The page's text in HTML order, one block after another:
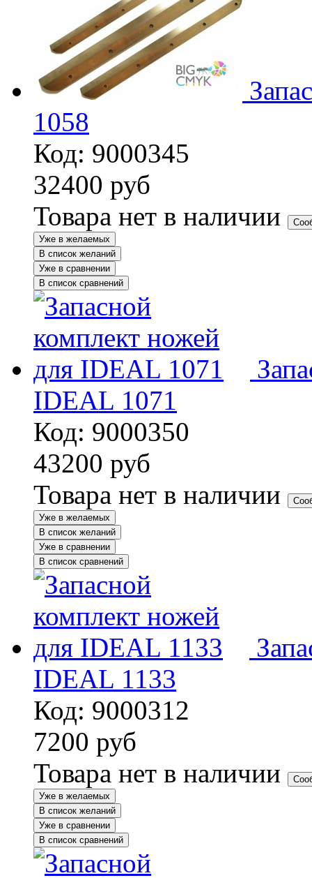
1058
Код: 9000345
32400 руб
Товара нет в наличии
Уже в желаемых
В список желаний
Уже в сравнении
В список сравнений
IDEAL 1071
Код: 9000350
43200 руб
Товара нет в наличии
Уже в желаемых
В список желаний
Уже в сравнении
В список сравнений
IDEAL 1133
Код: 9000312
7200 руб
Товара нет в наличии
Уже в желаемых
В список желаний
Уже в сравнении
В список сравнений